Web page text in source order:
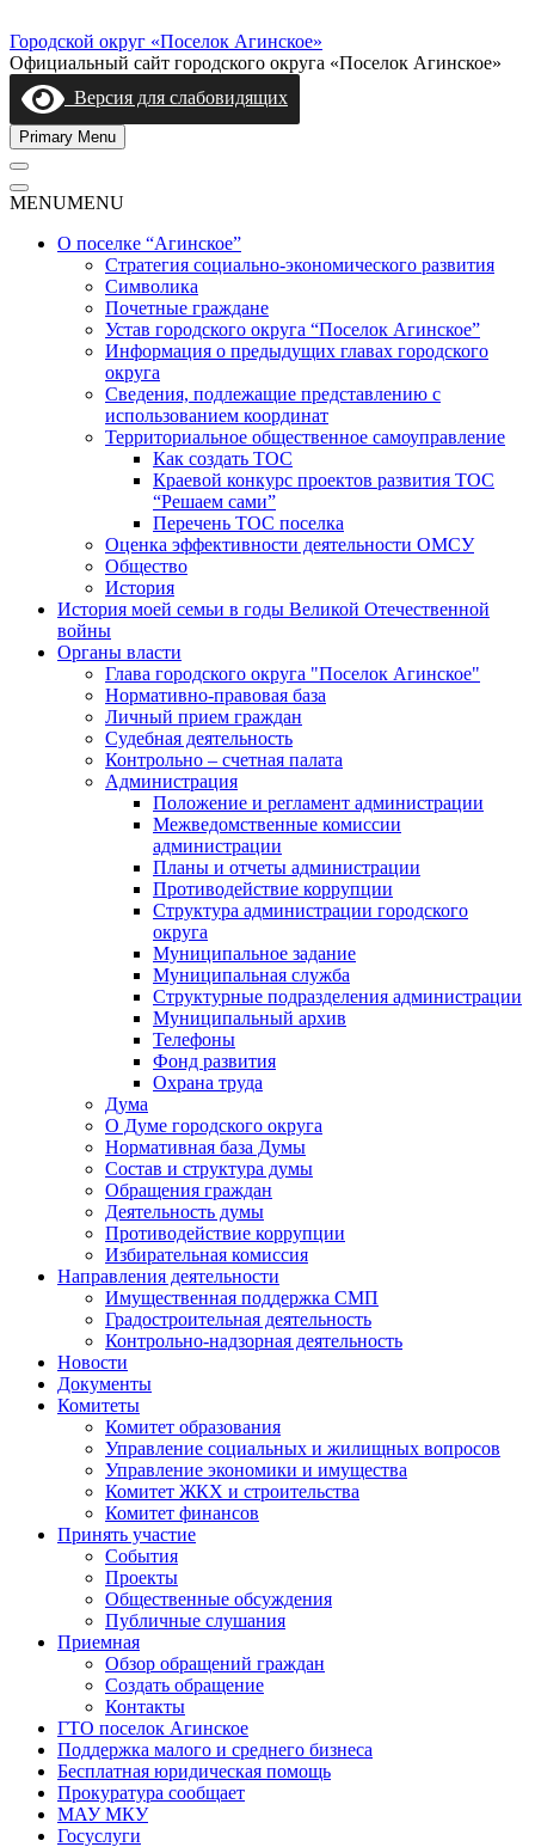
to
content
Городской округ «Поселок Агинское»
Официальный сайт городского округа «Поселок Агинское»
Версия для слабовидящих
Primary Menu
MENUMENU
О поселке “Агинское”
Стратегия социально-экономического развития
Символика
Почетные граждане
Устав городского округа “Поселок Агинское”
Информация о предыдущих главах городского
округа
Сведения, подлежащие представлению с
использованием координат
Территориальное общественное самоуправление
Как создать ТОС
Краевой конкурс проектов развития ТОС
“Решаем сами”
Перечень ТОС поселка
Оценка эффективности деятельности ОМСУ
Общество
История
История моей семьи в годы Великой Отечественной
войны
Органы власти
Глава городского округа "Поселок Агинское"
Нормативно-правовая база
Личный прием граждан
Судебная деятельность
Контрольно – счетная палата
Администрация
Положение и регламент администрации
Межведомственные комиссии
администрации
Планы и отчеты администрации
Противодействие коррупции
Структура администрации городского
округа
Муниципальное задание
Муниципальная служба
Структурные подразделения администрации
Муниципальный архив
Телефоны
Фонд развития
Охрана труда
Дума
О Думе городского округа
Нормативная база Думы
Состав и структура думы
Обращения граждан
Деятельность думы
Противодействие коррупции
Избирательная комиссия
Направления деятельности
Имущественная поддержка СМП
Градостроительная деятельность
Контрольно-надзорная деятельность
Новости
Документы
Комитеты
Комитет образования
Управление социальных и жилищных вопросов
Управление экономики и имущества
Комитет ЖКХ и строительства
Комитет финансов
Принять участие
События
Проекты
Общественные обсуждения
Публичные слушания
Приемная
Обзор обращений граждан
Создать обращение
Контакты
ГТО поселок Агинское
Поддержка малого и среднего бизнеса
Бесплатная юридическая помощь
Прокуратура сообщает
МАУ МКУ
Госуслуги